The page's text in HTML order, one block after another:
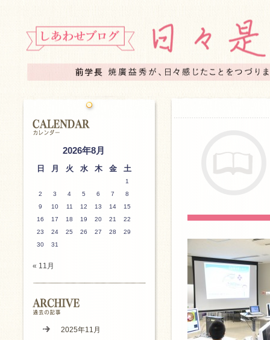
2026年8月
日 月 火 水 木 金 土
1
2
3 4 5 6 7
8
9
10 11 12 13 14
15
16
17 18 19 20 21
22
23
24 25 26 27 28
29
30
31
« 11月
2025年11月